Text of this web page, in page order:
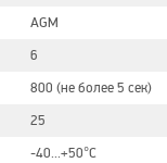
AGM
6
800 (не более 5 сек)
25
-40...+50°C